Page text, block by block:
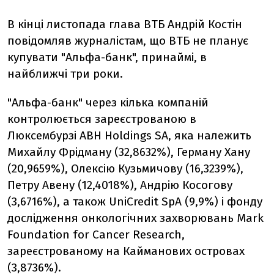
В кінці листопада глава ВТБ Андрій Костін
повідомляв журналістам, що ВТБ не планує
купувати "Альфа-банк", принаймі, в
найближчі три роки.
"Альфа-банк" через кілька компаній
контролюється зареєстрованою в
Люксембурзі ABH Holdings SA, яка належить
Михайлу Фрідману (32,8632%), Герману Хану
(20,9659%), Олексію Кузьмичову (16,3239%),
Петру Авену (12,4018%), Андрію Косогову
(3,6716%), а також UniCredit SpA (9,9%) і фонду
дослідження онкологічних захворювань Mark
Foundation for Cancer Research,
зареєстрованому на Кайманових островах
(3,8736%).